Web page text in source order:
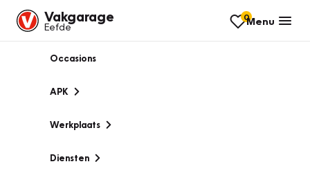
Vakgarage
Eefde
0Menu
Occasions
APK
Werkplaats
Diensten